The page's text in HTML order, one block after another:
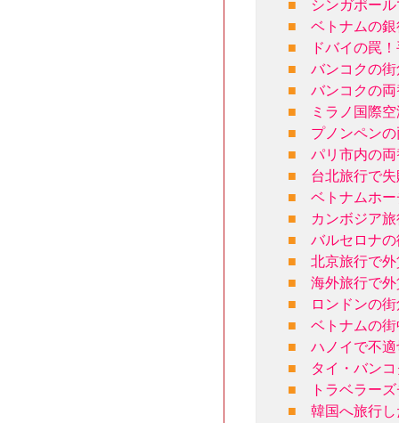
■
シンガポー
■
ベトナムの
■
ドバイの罠
■
バンコクの
■
バンコクの
■
ミラノ国際
■
プノンペン
■
パリ市内の
■
台北旅行で
■
ベトナムホ
■
カンボジア
■
バルセロナ
■
北京旅行で
■
海外旅行で
■
ロンドンの
■
ベトナムの
■
ハノイで不
■
タイ・バン
■
トラベラー
■
韓国へ旅行